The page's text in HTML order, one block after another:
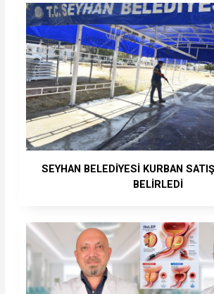
SEYHAN BELEDİYESİ KURBAN
BELİRLEDİ